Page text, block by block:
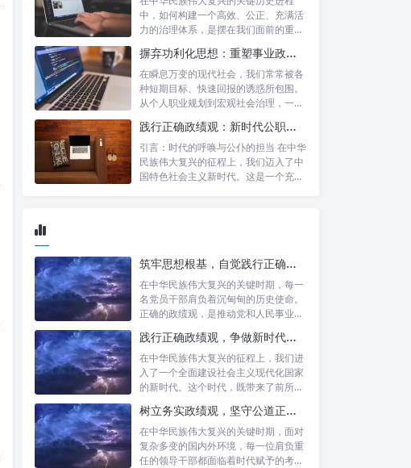
中，如何构建一个高效、公正、充满活
力的治理体系，是摆在我们面前的重要
摒弃功利化思想：重塑事业政绩观，驱动社会高质量发展
在瞬息万变的现代社会，我们常常被各
种短期目标、快速回报的诱惑所包围。
从个人职业规划到宏观社会治理，一种
践行正确政绩观：新时代公职人员的使命与担当
引言：时代的呼唤与公仆的担当 在中华
民族伟大复兴的征程上，我们迈入了中
国特色社会主义新时代。这是一个充满
筑牢思想根基，自觉践行正确政绩观：新时代党员干部的价值指引
在中华民族伟大复兴的关键时期，每一
名党员干部肩负着沉甸甸的历史使命。
正确的政绩观，是推动党和人民事业发
践行正确政绩观，争做新时代合格公职人员：新征程的使命与担当
在中华民族伟大复兴的征程上，我们进
入了一个全面建设社会主义现代化国家
的新时代。这个时代，既带来了前所未
树立务实政绩观，坚守公道正派底线：新时代领导干部高质量发展指南
在中华民族伟大复兴的关键时期，面对
复杂多变的国内外环境，每一位肩负重
任的领导干部都面临着时代赋予的考验